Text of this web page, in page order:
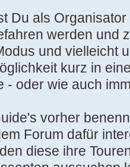
Du als
werden und
und vielleicht
kurz in
- oder wie auch
vorher
Forum dafür
diese ihre